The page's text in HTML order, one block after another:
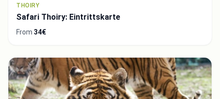
THOIRY
Safari Thoiry: Eintrittskarte
From 34€